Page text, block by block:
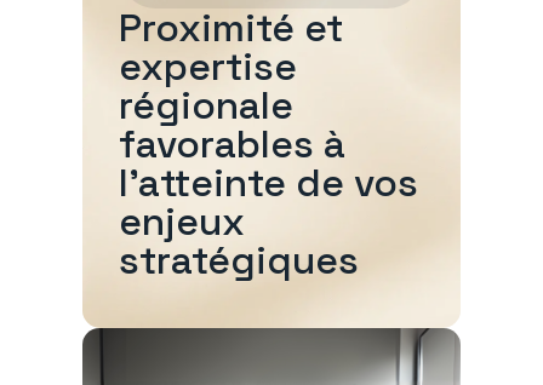
Proximité et
expertise
régionale
favorables à
l'atteinte de vos
enjeux
stratégiques